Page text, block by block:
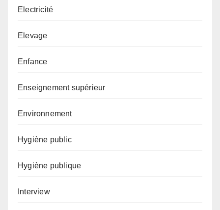
Electricité
Elevage
Enfance
Enseignement supérieur
Environnement
Hygiène public
Hygiène publique
Interview